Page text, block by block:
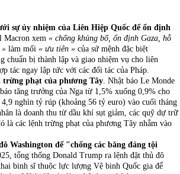
sự ủy nhiệm của Liên Hiệp Quốc để ổn định
Macron xem « chống khủng bố, ổn định Gaza, hỗ
» làm mối « ưu tiên » của sứ mệnh đặc biệt
chuẩn bị thành lập và giao nhiệm vụ cho liên
tác ngay lập tức với các đối tác của Pháp.
trừng phạt của phương Tây. Nhật báo Le Monde
tăng trưởng của Nga từ 1,5% xuống 0,9% cho
nghìn tỷ rúp (khoảng 56 tỷ euro) vào cuối tháng
là doanh thu từ dầu khí sụt giảm, các quỹ dự trữ
là các lệnh trừng phạt của phương Tây nhắm vào
Washington để "chống các băng đảng tội
tổng thống Donald Trump ra lệnh đặt thủ đô
binh sĩ thuộc lực lượng Vệ binh Quốc gia để